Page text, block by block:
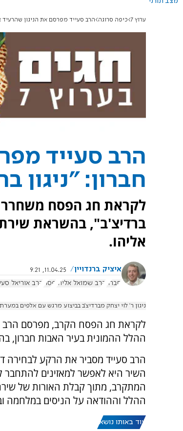
ערוץ 7 כיפה סרוגה הרב סעייד מפרסם את הניגון שהרעיד
הרב סעייד
חברון: "ניגון
לקראת חג הפסח משחרר
ברדיצ'ב", בהשראת
אליהו.
איציק ברנדויין
11.04.25, 9:21
חברון
הרב שמואל אליהו פסח הרב אוריאל
ניגון ר' לוי יצחק מברדיצ'ב בביצוע מרגש עם אלפים
לקראת חג הפסח הקרב, מפרסם הרב
ההלל ההמונית בעיר האבות חברון,
הרב סעייד מסביר את הרקע לבחירה
השיר היא לאפשר למאזינים להתחבר
המתקרב, מתוך קבלת האורות של
ההלל וההודאה על הניסים במלחמה
עוד באותו נושא: